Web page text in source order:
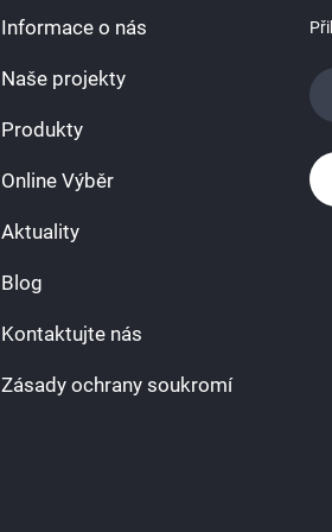
Informace o nás
Naše projekty
Produkty
Online Výběr
Aktuality
Blog
Kontaktujte nás
Zásady ochrany soukromí